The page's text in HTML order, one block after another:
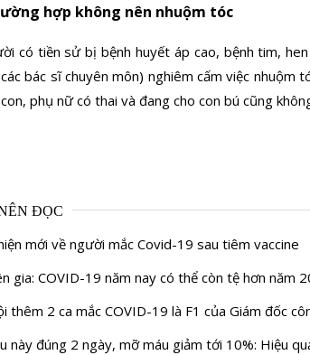
hợp không nên nhuộm tóc
có tiền sử bị bệnh huyết áp cao, bệnh tim,
bác sĩ chuyên môn) nghiêm cấm việc nhuộm
phụ nữ có thai và đang cho con bú cũng
ĐỌC
mới về người mắc Covid-19 sau tiêm vaccine
gia: COVID-19 năm nay có thể còn tệ hơn năm
thêm 2 ca mắc COVID-19 là F1 của Giám đốc
này đúng 2 ngày, mỡ máu giảm tới 10%: Hiệu